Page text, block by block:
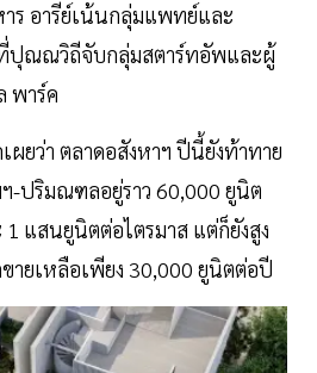
ร อารีย์เน้นกลุ่มแพทย์และ
ที่ปุณณวิถีจับกลุ่มสตาร์ทอัพและผู้
พาร์ค
ผยว่า ตลาดอสังหาฯ ปีนี้ยังท้าทาย
-ปริมณฑลอยู่ราว 60,000 ยูนิต
1 แสนยูนิตต่อไตรมาส แต่ก็ยังสูง
ายเหลือเพียง 30,000 ยูนิตต่อปี